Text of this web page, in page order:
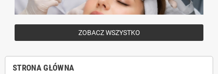
ZOBACZ WSZYSTKO
STRONA GŁÓWNA